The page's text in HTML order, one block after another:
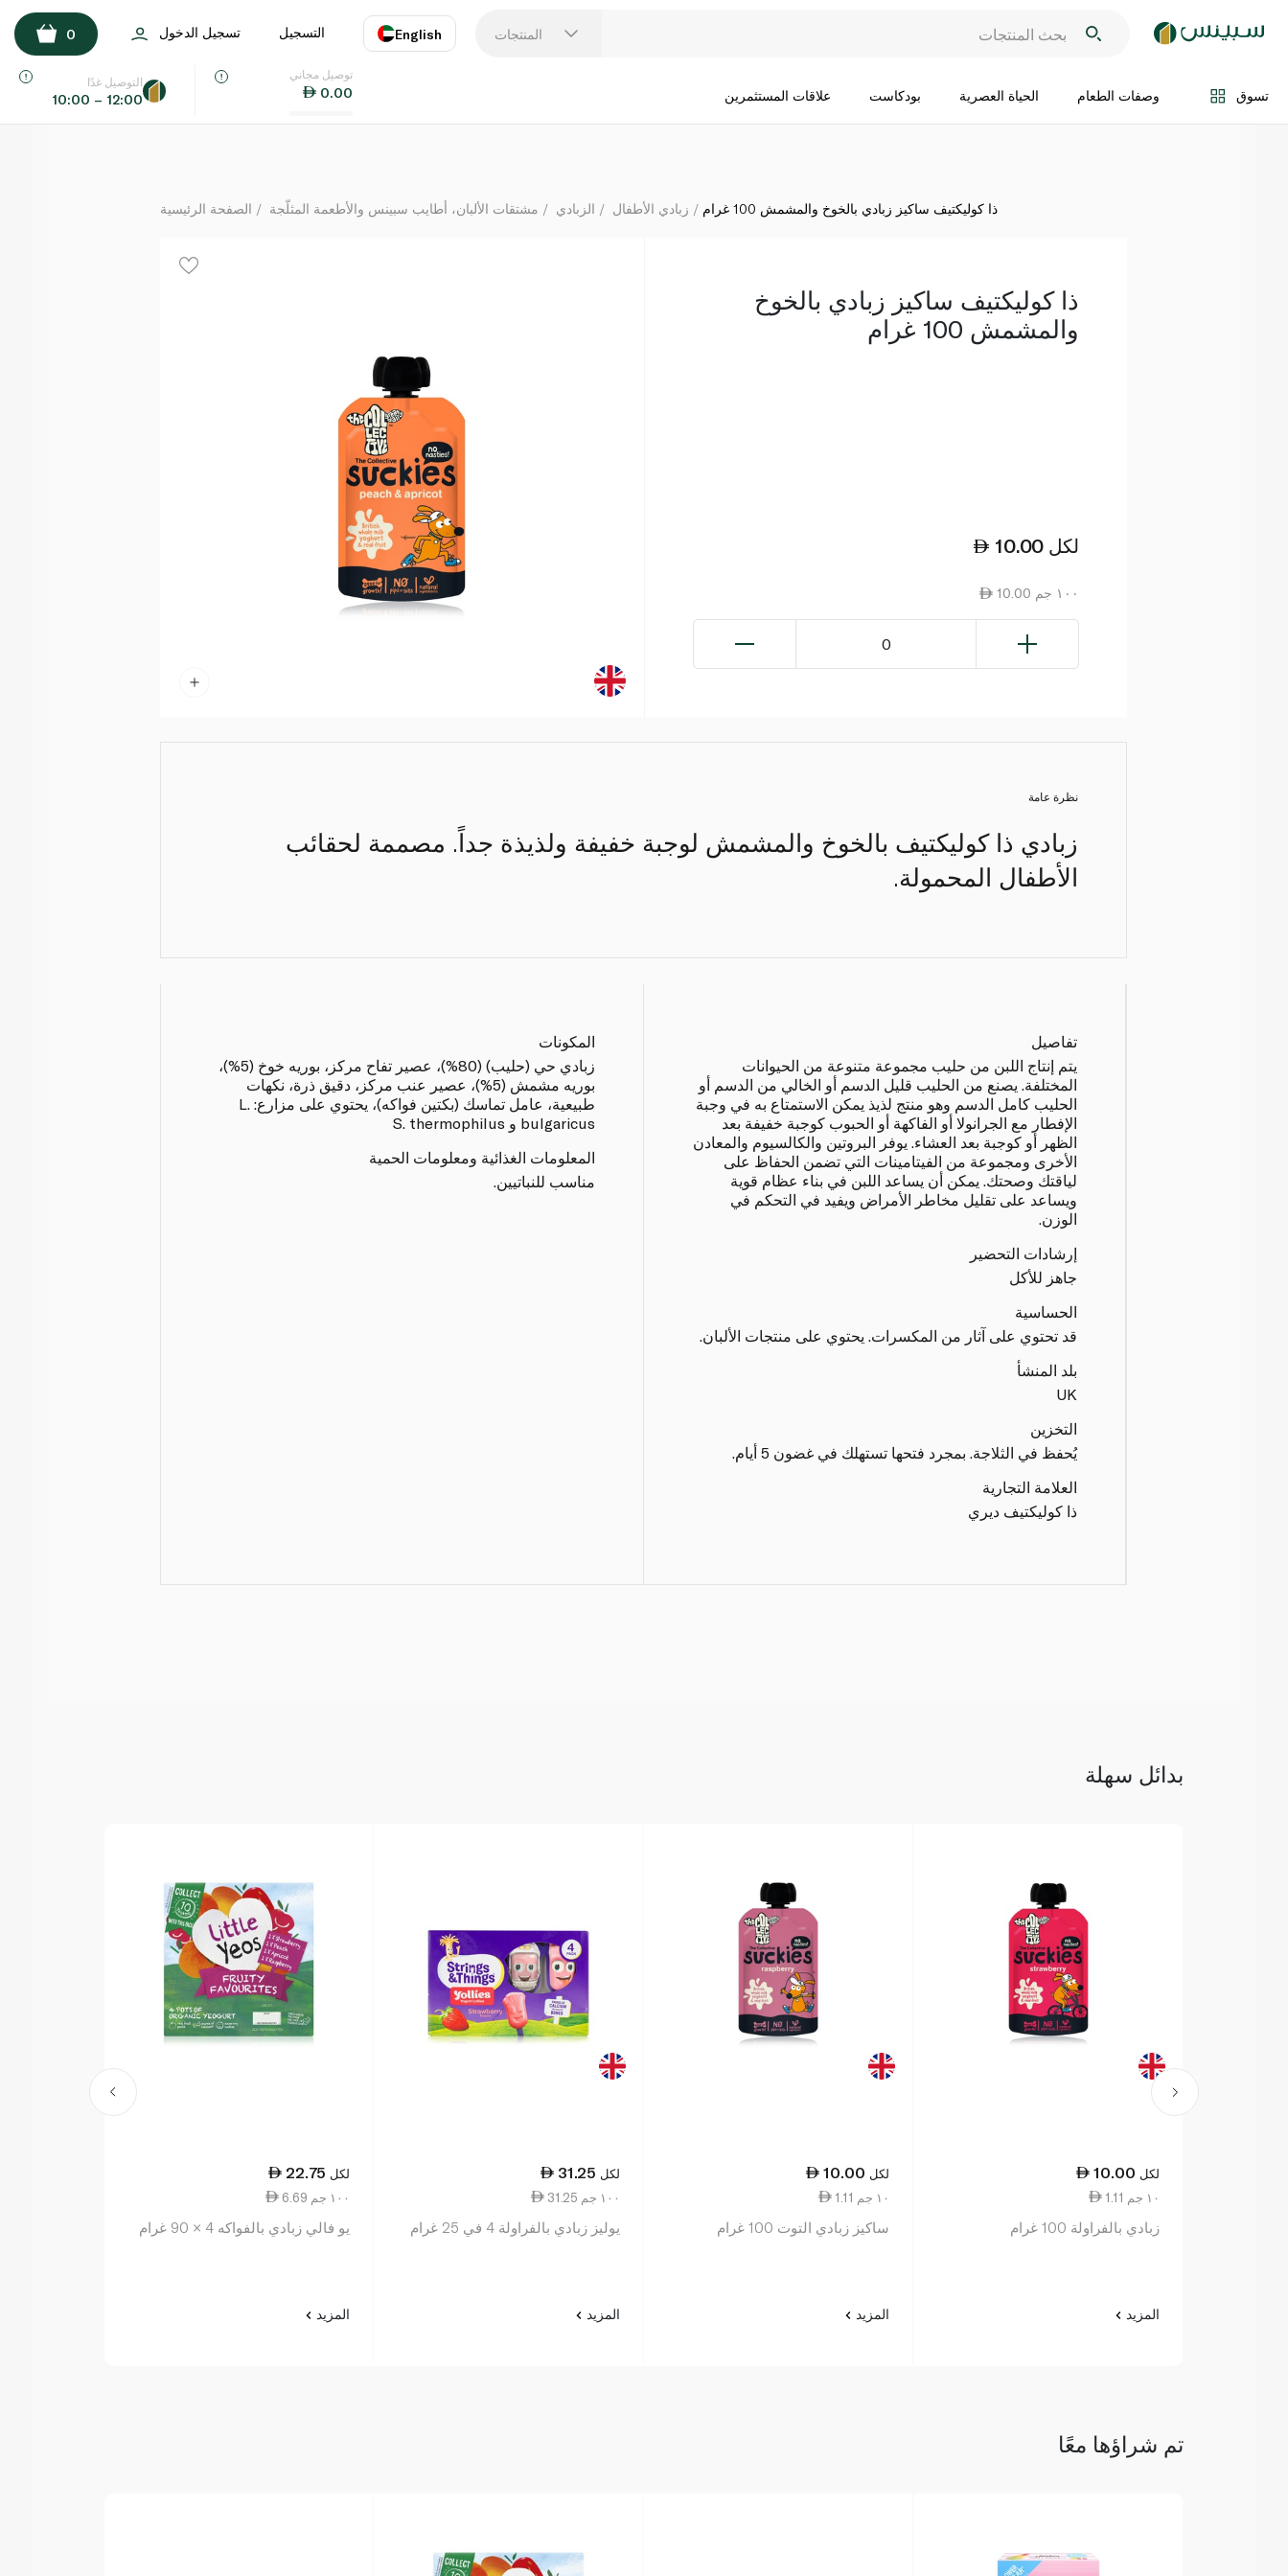
المنتجات English
اللغة
التسجيل تسجيل الدخول 0
تسوق وصفات الطعام الحياة العصرية بودكاست علاقات المستثمرين
توصيل مجاني
0.00
التوصيل غدًا
10:00 – 12:00
ذا كوليكتيف ساكيز زبادي بالخوخ والمشمش 100 غرام
اضف الى السلة
الصفحة الرئيسية مشتقات الألبان، أطايب سبينس والأطعمة المثلّجة الزبادي زبادي الأطفال ذا كوليكتيف ساكيز زبادي بالخوخ والمشمش 100 غرام
ذا كوليكتيف ساكيز زبادي بالخوخ
والمشمش 100 غرام
10.00 لكل
10.00 ١٠٠ جم
0
نظرة عامة
زبادي ذا كوليكتيف بالخوخ والمشمش لوجبة خفيفة ولذيذة جداً. مصممة لحقائب
الأطفال المحمولة.
تفاصيل
يتم إنتاج اللبن من حليب مجموعة متنوعة من الحيوانات
المختلفة. يصنع من الحليب قليل الدسم أو الخالي من الدسم أو
الحليب كامل الدسم وهو منتج لذيذ يمكن الاستمتاع به في وجبة
الإفطار مع الجرانولا أو الفاكهة أو الحبوب كوجبة خفيفة بعد
الظهر أو كوجبة بعد العشاء. يوفر البروتين والكالسيوم والمعادن
الأخرى ومجموعة من الفيتامينات التي تضمن الحفاظ على
لياقتك وصحتك. يمكن أن يساعد اللبن في بناء عظام قوية
ويساعد على تقليل مخاطر الأمراض ويفيد في التحكم في
الوزن.
إرشادات التحضير
جاهز للأكل
الحساسية
قد تحتوي على آثار من المكسرات. يحتوي على منتجات الألبان.
بلد المنشأ
UK
التخزين
يُحفظ في الثلاجة. بمجرد فتحها تستهلك في غضون 5 أيام.
العلامة التجارية
ذا كوليكتيف ديري
المكونات
زبادي حي (حليب) (80%)، عصير تفاح مركز، بوريه خوخ (5%)،
بوريه مشمش (5%)، عصير عنب مركز، دقيق ذرة، نكهات
طبيعية، عامل تماسك (بكتين فواكه)، يحتوي على مزارع: L.
bulgaricus و S. thermophilus
المعلومات الغذائية ومعلومات الحمية
مناسب للنباتيين.
بدائل سهلة
10.00 لكل
1.11 ١٠ جم
زبادي بالفراولة 100 غرام
المزيد
10.00 لكل
1.11 ١٠ جم
ساكيز زبادي التوت 100 غرام
المزيد
31.25 لكل
31.25 ١٠٠ جم
يوليز زبادي بالفراولة 4 في 25 غرام
المزيد
22.75 لكل
6.69 ١٠٠ جم
يو فالي زبادي بالفواكه 4 × 90 غرام
المزيد
تم شراؤها معًا